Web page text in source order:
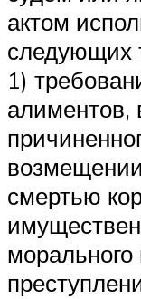
актом
следующих
1)
алиментов,
смертью